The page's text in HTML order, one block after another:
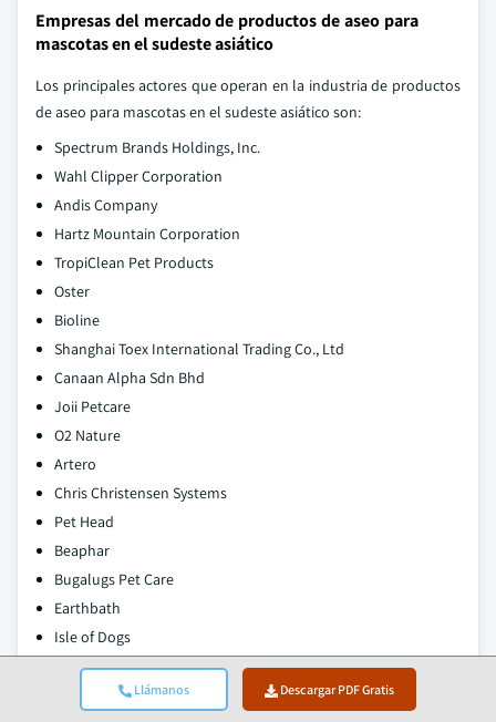
Llámanos Descargar PDF Gratis
Empresas del mercado de productos de aseo para
mascotas en el sudeste asiático
Los principales actores que operan en la industria de productos
de aseo para mascotas en el sudeste asiático son:
Spectrum Brands Holdings, Inc.
Wahl Clipper Corporation
Andis Company
Hartz Mountain Corporation
TropiClean Pet Products
Oster
Bioline
Shanghai Toex International Trading Co., Ltd
Canaan Alpha Sdn Bhd
Joii Petcare
O2 Nature
Artero
Chris Christensen Systems
Pet Head
Beaphar
Bugalugs Pet Care
Earthbath
Isle of Dogs
Espree Animal Products
Bio-Groom